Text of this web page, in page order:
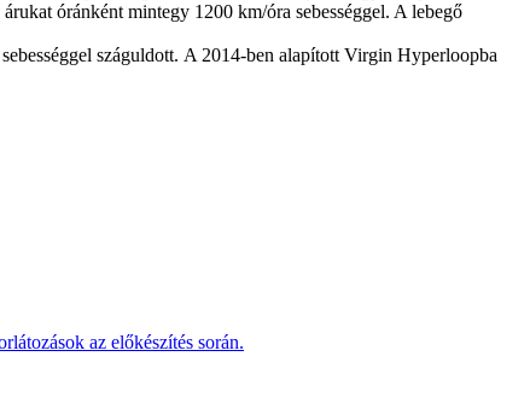
óránként mintegy 1200 km/óra sebességgel. A lebegő
száguldott. A 2014-ben alapított Virgin Hyperloopba
az előkészítés során.